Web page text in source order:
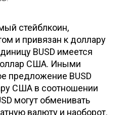
стейблкоин,
и привязан к доллару
BUSD имеется
США. Иными
предложение BUSD
США в соотношении
могут обменивать
валюту и наоборот.